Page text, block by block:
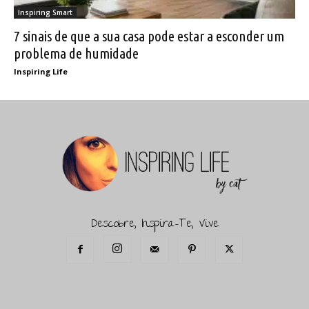
Inspiring Smart
7 sinais de que a sua casa pode estar a esconder um
problema de humidade
Inspiring Life
Descobre, Inspira-Te, Vive